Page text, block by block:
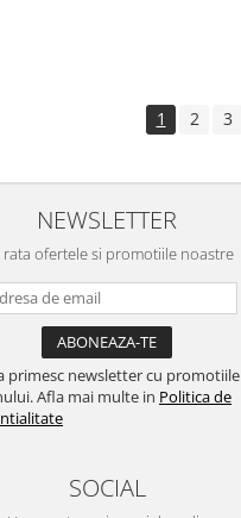
1 2 3
NEWSLETTER
rata ofertele si promotiile noastre
primesc newsletter cu promotiile
Afla mai multe in Politica de
SOCIAL